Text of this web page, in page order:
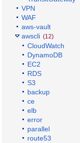
VPN
WAF
aws-vault
awscli (12)
CloudWatch
DynamoDB
EC2
RDS
S3
backup
ce
elb
error
parallel
route53